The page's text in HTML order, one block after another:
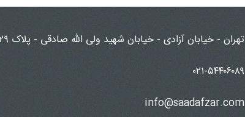
تهران - خیابان آزادی - خیابان شهید ولی الله صادقی - پلاک ۲۹ - طبقه ۵ - واحد ۱۰
۰۲۱-۵۴۴۰۶۰۸۹
info@saadafzar.com